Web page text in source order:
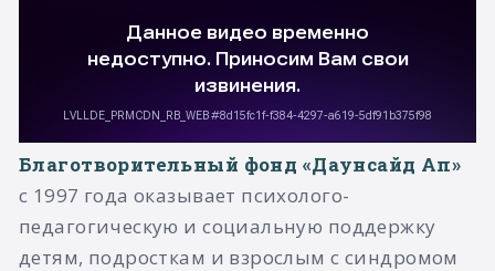
Благотворительный фонд «Даунсайд Ап»
с 1997 года оказывает психолого-
педагогическую и социальную поддержку
детям, подросткам и взрослым с синдромом